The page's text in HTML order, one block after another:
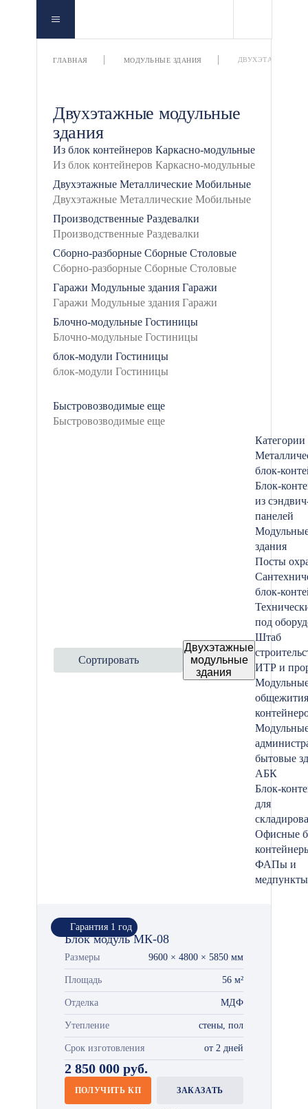
ГЛАВНАЯ МОДУЛЬНЫЕ ЗДАНИЯ ДВУХЭТАЖНЫЕ
Двухэтажные модульные
здания
Из блок контейнеров Каркасно-модульные
Двухэтажные Металлические Мобильные
Производственные Раздевалки
Сборно-разборные Сборные Столовые
Гаражи Модульные здания Гаражи
Блочно-модульные Гостиницы
блок-модули Гостиницы
Быстровозводимые еще
Сортировать
Двухэтажные
модульные
здания
Категории
блок-
Блок-
из
панелей
здания
Посты
блок-
под
Штаб
ИТР и
бытовые
АБК
Блок-
для
Офисные
ФАПы и
медпункты
Гарантия 1 год
Блок модуль МК-08
Размеры 9600 × 4800 × 5850 мм
Площадь 56 м²
Отделка МДФ
Утепление стены, пол
Срок изготовления от 2 дней
2 850 000 руб.
ПОЛУЧИТЬ КП ЗАКАЗАТЬ